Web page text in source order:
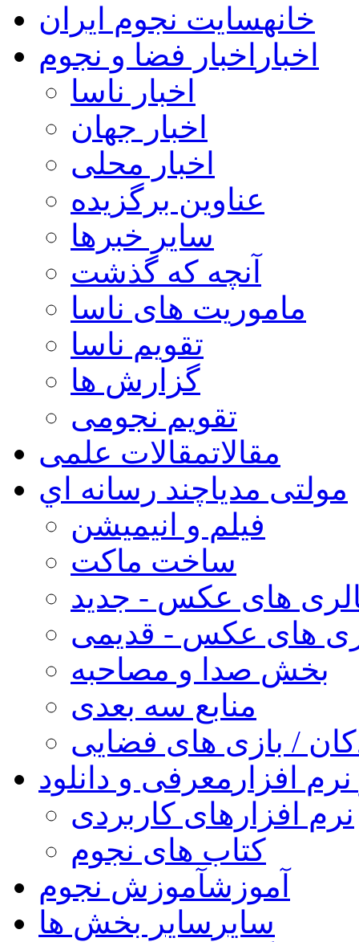
خانهسایت نجوم ایران
اخبار اخبار فضا و نجوم
اخبار ناسا
اخبار جهان
اخبار محلی
عناوین برگزیده
سایر خبرها
آنچه که گذشت
ماموریت های ناسا
تقویم ناسا
گزارش ها
تقویم نجومی
مقالاتمقالات علمی
مولتی مدیاچند رسانه اي
فیلم و انیمیشن
ساخت ماکت
های عکس - جدید
های عکس - قدیمی
بخش صدا و مصاحبه
منابع سه بعدی
/ بازی های فضایی
افزار معرفی و دانلود
نرم افزارهای کاربردی
کتاب های نجوم
آموزشآموزش نجوم
سایر سایر بخش ها